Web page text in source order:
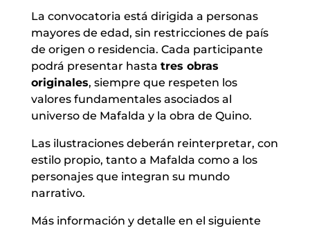
La convocatoria está dirigida a personas
mayores de edad, sin restricciones de país
de origen o residencia. Cada participante
podrá presentar hasta tres obras
originales, siempre que respeten los
valores fundamentales asociados al
universo de Mafalda y la obra de Quino.
Las ilustraciones deberán reinterpretar, con
estilo propio, tanto a Mafalda como a los
personajes que integran su mundo
narrativo.
Más información y detalle en el siguiente